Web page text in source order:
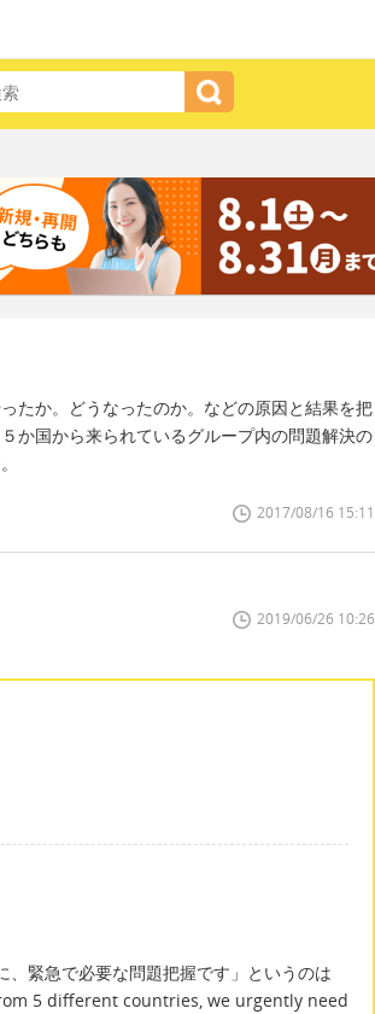
たか。どうなったのか。などの原因と結果を把
か国から来られているグループ内の問題解決の
2017/08/16 15:11
2019/06/26 10:26
、緊急で必要な問題把握です」というのは
5 different countries, we urgently need